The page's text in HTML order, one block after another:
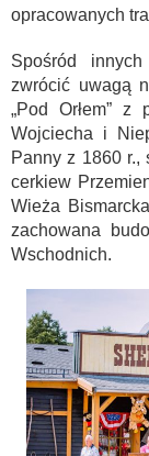
opracowanych
Spośród
zwrócić uwagą
„Pod Orłem” z
Wojciecha i
Panny z 1860 r.,
cerkiew
Wieża
zachowana
Wschodnich.